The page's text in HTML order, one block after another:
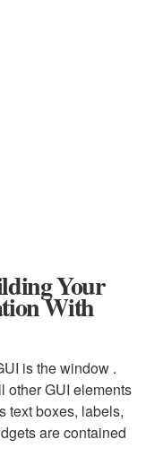
Your
With
is the window .
other GUI elements
text boxes, labels,
are contained